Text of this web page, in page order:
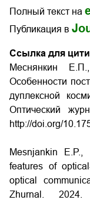
Полный текст на
Публикация в
Ссылка для
Меснянкин
Особенности
дуплексной
Оптический
http://doi.org/
Mesnjankin
features of
optical
Zhurnal.